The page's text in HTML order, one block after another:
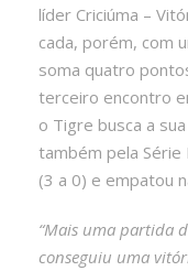
líder Criciúma –
cada, porém, com
soma quatro
terceiro encontro
o Tigre busca a
também pela
(3 a 0) e empatou
“Mais uma partida
conseguiu uma